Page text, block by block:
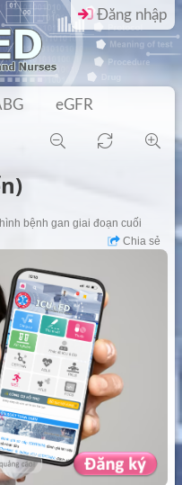
Đăng nhập
eGFR
bệnh gan giai đoạn cuối
Chia sẻ